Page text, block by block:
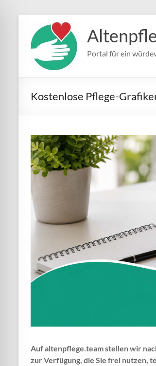
Inhalt
springen
Portal für ein
Kostenlose Pflege-
Auf altenpflege.team stellen wir
zur Verfügung, die Sie frei nutzen,